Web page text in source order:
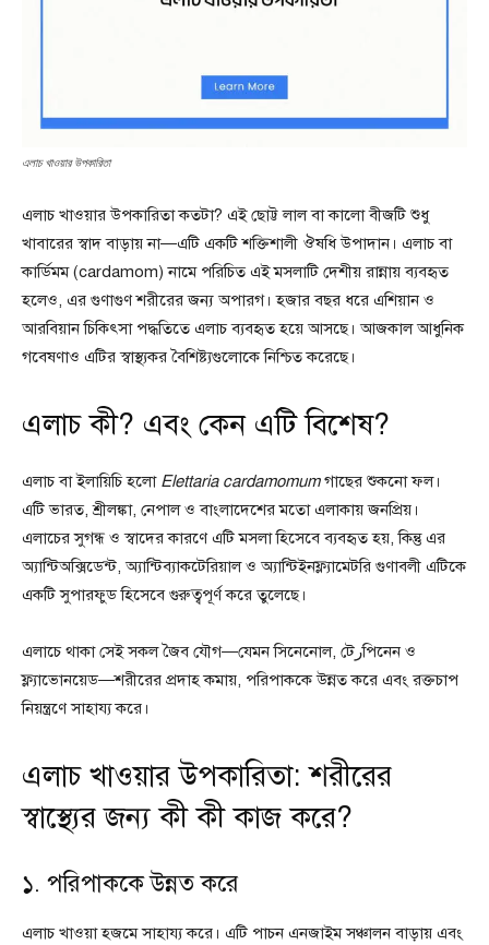
এলাচ খাওয়ার উপকারিতা
এলাচ খাওয়ার উপকারিতা কতটা? এই ছোট্ট লাল বা কালো বীজটি শুধু
খাবারের স্বাদ বাড়ায় না—এটি একটি শক্তিশালী ঔষধি উপাদান। এলাচ বা
কার্ডিমম (cardamom) নামে পরিচিত এই মসলাটি দেশীয় রান্নায় ব্যবহৃত
হলেও, এর গুণাগুণ শরীরের জন্য অপারগ। হজার বছর ধরে এশিয়ান ও
আরবিয়ান চিকিৎসা পদ্ধতিতে এলাচ ব্যবহৃত হয়ে আসছে। আজকাল আধুনিক
গবেষণাও এটির স্বাস্থ্যকর বৈশিষ্ট্যগুলোকে নিশ্চিত করেছে।
এলাচ কী? এবং কেন এটি বিশেষ?
এলাচ বা ইলায়িচি হলো Elettaria cardamomumগাছের শুকনো ফল।
এটি ভারত, শ্রীলঙ্কা, নেপাল ও বাংলাদেশের মতো এলাকায় জনপ্রিয়।
এলাচের সুগন্ধ ও স্বাদের কারণে এটি মসলা হিসেবে ব্যবহৃত হয়, কিন্তু এর
অ্যান্টিঅক্সিডেন্ট, অ্যান্টিব্যাকটেরিয়াল ও অ্যান্টিইনফ্ল্যামেটরি গুণাবলী এটিকে
একটি সুপারফুড হিসেবে গুরুত্বপূর্ণ করে তুলেছে।
এলাচে থাকা সেই সকল জৈব যৌগ—যেমন সিনেনোল, টেرপিনেন ও
ফ্ল্যাভোনয়েড—শরীরের প্রদাহ কমায়, পরিপাককে উন্নত করে এবং রক্তচাপ
নিয়ন্ত্রণে সাহায্য করে।
এলাচ খাওয়ার উপকারিতা: শরীরের
স্বাস্থ্যের জন্য কী কী কাজ করে?
১. পরিপাককে উন্নত করে
এলাচ খাওয়া হজমে সাহায্য করে। এটি পাচন এনজাইম সঞ্চালন বাড়ায় এবং